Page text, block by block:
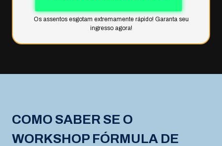
Os assentos esgotam extremamente rápido! Garanta seu
ingresso agora!
COMO SABER SE O
WORKSHOP FÓRMULA DE